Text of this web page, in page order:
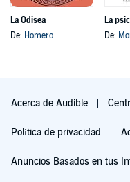
La Odisea
De: Homero
De:
Acerca de Audible
Política de privacidad
Anuncios Basados en tus